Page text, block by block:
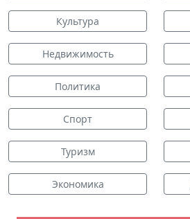
Культура
Недвижимость
Политика
Спорт
Туризм
Экономика